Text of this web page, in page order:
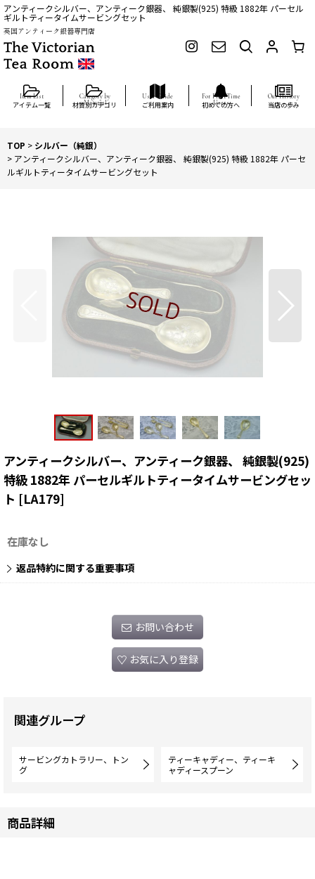
アンティークシルバー、アンティーク銀器、 純銀製(925) 特級 1882年 パーセル
ギルトティータイムサービングセット
英国アンティーク銀器専門店
アイテム一覧 材質別カテゴリ ご利用案内 初めての方へ 当店の歩み
TOP > シルバー（純銀）
> アンティークシルバー、アンティーク銀器、 純銀製(925) 特級 1882年 パーセ
ルギルトティータイムサービングセット
アンティークシルバー、アンティーク銀器、 純銀製(925)
特級 1882年 パーセルギルトティータイムサービングセッ
ト [LA179]
在庫なし
返品特約に関する重要事項
お問い合わせ
お気に入り登録
関連グループ
サービングカトラリー、トン
グ
ティーキャディー、ティーキ
ャディースプーン
商品詳細